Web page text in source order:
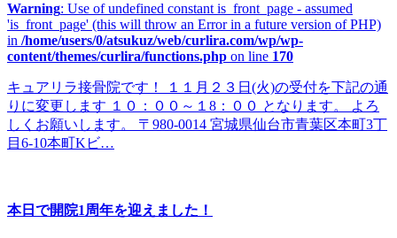
Warning: Use of undefined constant is_front_page - assumed
'is_front_page' (this will throw an Error in a future version of PHP)
in /home/users/0/atsukuz/web/curlira.com/wp/wp-
content/themes/curlira/functions.php on line 170
キュアリラ接骨院です！ １１月２３日(火)の受付を下記の通
りに変更します １０：００～１8：００ となります。 よろ
しくお願いします。 〒980-0014 宮城県仙台市青葉区本町3丁
目6-10本町Kビ…
本日で開院1周年を迎えました！